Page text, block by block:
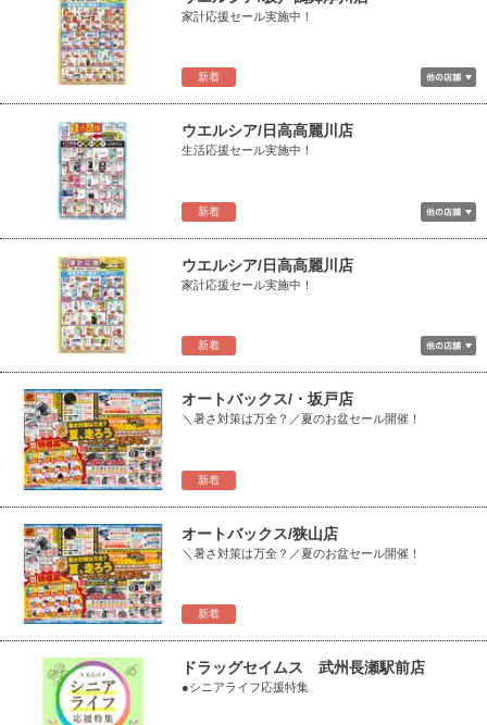
新着
家計応援セール実施中！
新着
ウエルシア/日高高麗川店
生活応援セール実施中！
新着
ウエルシア/日高高麗川店
家計応援セール実施中！
新着
オートバックス/・坂戸店
＼暑さ対策は万全？／夏のお盆セール開催！
新着
オートバックス/狭山店
＼暑さ対策は万全？／夏のお盆セール開催！
ドラッグセイムス 武州長瀬駅前店
●シニアライフ応援特集